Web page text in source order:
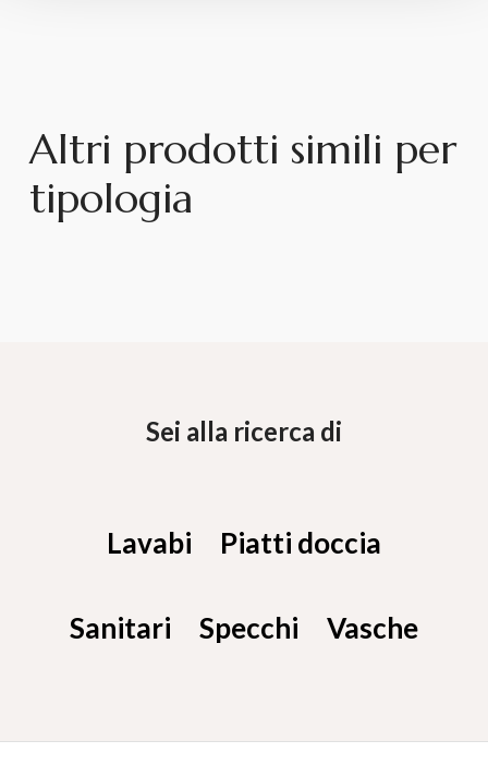
Altri prodotti simili per
tipologia
Sei alla ricerca di
Lavabi Piatti doccia
Sanitari Specchi Vasche